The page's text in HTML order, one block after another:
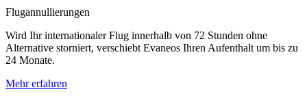
Flugannullierungen
Wird Ihr internationaler Flug innerhalb von 72 Stunden ohne
Alternative storniert, verschiebt Evaneos Ihren Aufenthalt um bis zu
24 Monate.
Mehr erfahren